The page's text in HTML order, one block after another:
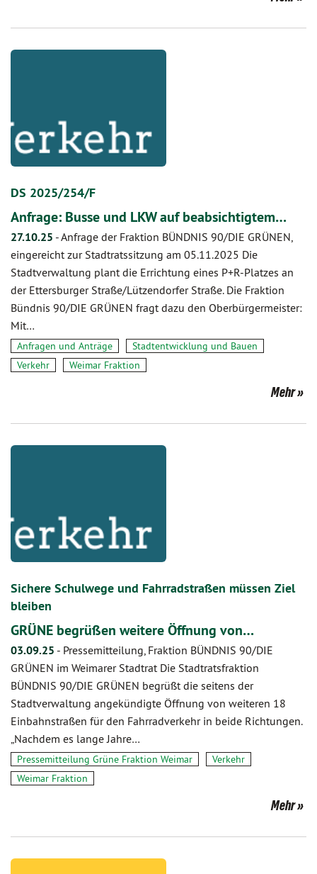
DS 2025/254/F
Anfrage: Busse und LKW auf beabsichtigtem…
27.10.25 -Anfrage der Fraktion BÜNDNIS 90/DIE GRÜNEN,
eingereicht zur Stadtratssitzung am 05.11.2025 Die
Stadtverwaltung plant die Errichtung eines P+R-Platzes an
der Ettersburger Straße/Lützendorfer Straße. Die Fraktion
Bündnis 90/DIE GRÜNEN fragt dazu den Oberbürgermeister:
Mit…
Anfragen und Anträge
Stadtentwicklung und Bauen
Verkehr
Weimar Fraktion
Mehr
Sichere Schulwege und Fahrradstraßen müssen Ziel
bleiben
GRÜNE begrüßen weitere Öffnung von…
03.09.25 - Pressemitteilung, Fraktion BÜNDNIS 90/DIE
GRÜNEN im Weimarer Stadtrat Die Stadtratsfraktion
BÜNDNIS 90/DIE GRÜNEN begrüßt die seitens der
Stadtverwaltung angekündigte Öffnung von weiteren 18
Einbahnstraßen für den Fahrradverkehr in beide Richtungen.
„Nachdem es lange Jahre…
Pressemitteilung Grüne Fraktion Weimar
Verkehr
Weimar Fraktion
Mehr